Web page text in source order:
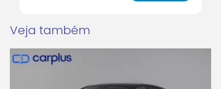
Veja também